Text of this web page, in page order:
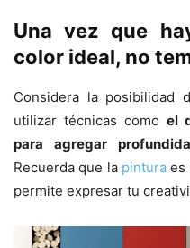
Una vez que
color ideal, no
Considera la posibilidad
utilizar técnicas como el
para agregar
Recuerda que la pintura es
permite expresar tu